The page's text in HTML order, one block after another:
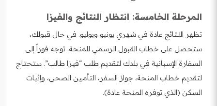
المرحلة الخامسة: انتظار النتائج والفيزا
تظهر النتائج عادة في شهري يونيو ويوليو. في حال قبولك،
ستحصل على خطاب القبول الرسمي للمنحة. توجه فوراً إلى
السفارة الإسبانية في بلدك لتقديم طلب “فيزا طالب”. ستحتاج
لتقديم خطاب المنحة، جواز السفر، التأمين الصحي، وإثبات
السكن (الذي توفره المنحة عادة).